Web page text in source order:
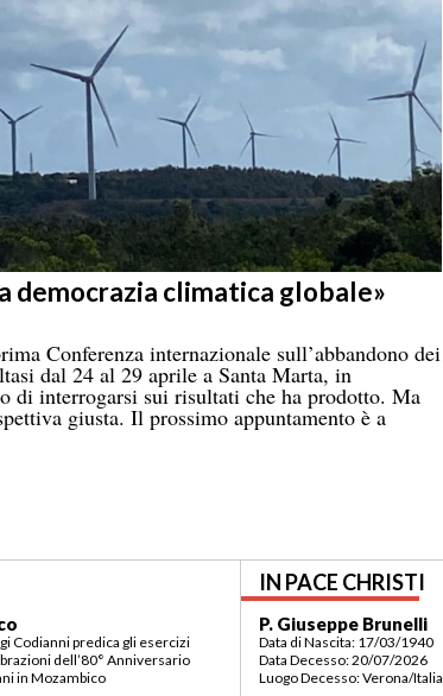
democrazia climatica globale»
Conferenza internazionale sull’abbandono dei
dal 24 al 29 aprile a Santa Marta, in
di interrogarsi sui risultati che ha prodotto. Ma
giusta. Il prossimo appuntamento è a
Codianni predica gli esercizi
dell’80° Anniversario
in Mozambico
IN PACE CHRISTI
P. Giuseppe Brunelli
Data di Nascita: 17/03/1940
Data Decesso: 20/07/2026
Luogo Decesso: Verona/Italia